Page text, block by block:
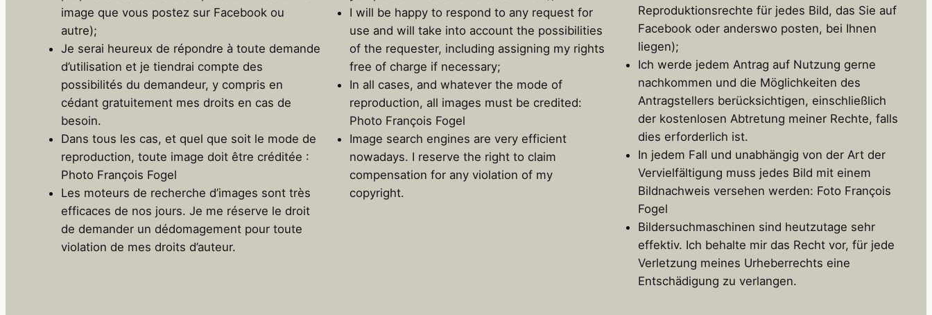
image que vous postez sur Facebook ou
autre);
Je serai heureux de répondre à toute demande
d’utilisation et je tiendrai compte des
possibilités du demandeur, y compris en
cédant gratuitement mes droits en cas de
besoin.
Dans tous les cas, et quel que soit le mode de
reproduction, toute image doit être créditée :
Photo François Fogel
Les moteurs de recherche d’images sont très
efficaces de nos jours. Je me réserve le droit
de demander un dédomagement pour toute
violation de mes droits d’auteur.
I will be happy to respond to any request for
use and will take into account the possibilities
of the requester, including assigning my rights
free of charge if necessary;
In all cases, and whatever the mode of
reproduction, all images must be credited:
Photo François Fogel
Image search engines are very efficient
nowadays. I reserve the right to claim
compensation for any violation of my
copyright.
Reproduktionsrechte für jedes Bild, das Sie auf
Facebook oder anderswo posten, bei Ihnen
liegen);
Ich werde jedem Antrag auf Nutzung gerne
nachkommen und die Möglichkeiten des
Antragstellers berücksichtigen, einschließlich
der kostenlosen Abtretung meiner Rechte, falls
dies erforderlich ist.
In jedem Fall und unabhängig von der Art der
Vervielfältigung muss jedes Bild mit einem
Bildnachweis versehen werden: Foto François
Fogel
Bildersuchmaschinen sind heutzutage sehr
effektiv. Ich behalte mir das Recht vor, für jede
Verletzung meines Urheberrechts eine
Entschädigung zu verlangen.